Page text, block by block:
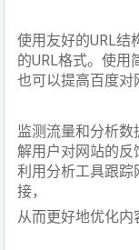
使用友好的URL结
的URL格式。使用
也可以提高百度对
监测流量和分析
解用户对网站的反
利用分析工具跟踪
接，
从而更好地优化内